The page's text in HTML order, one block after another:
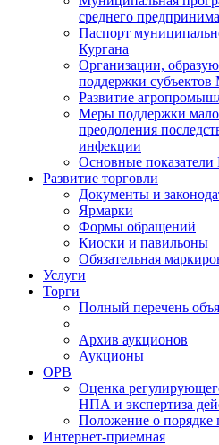
среднего
Паспорт
Кургана
Организации,
поддержки
Развитие
Меры поддержки
преодоления
инфекции
Основные
Развитие торговли
Документы и
Ярмарки
Формы обращений
Киоски и павильоны
Обязательная
Услуги
Торги
Полный перечень
Архив аукционов
Аукционы
ОРВ
Оценка
НПА и экспертиза
Положение о порядке
Интернет-приемная